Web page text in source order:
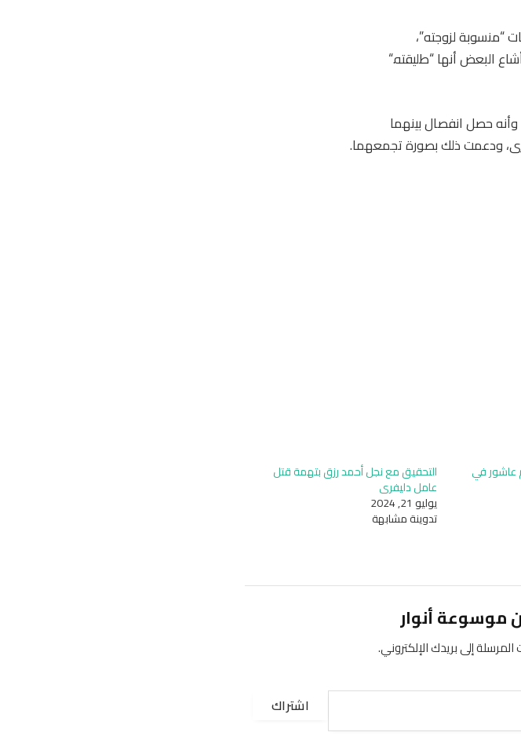
“منسوبة لزوجته”،
البعض أنها “طليقته“.
عاشور في التحقيق مع نجل أحمد رزق بتهمة قتل
عامل دليفري
يوليو 21, 2024
تدوينة مشابهة
موسوعة أنوار
إلى بريدك الإلكتروني.
اشتراك